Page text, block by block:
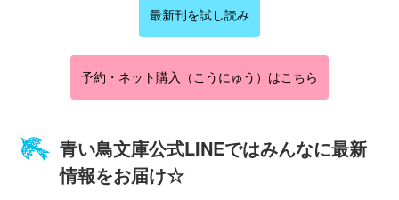
最新刊を試し読み
予約・ネット購入（こうにゅう）はこちら
青い鳥文庫公式LINEではみんなに最新
情報をお届け☆